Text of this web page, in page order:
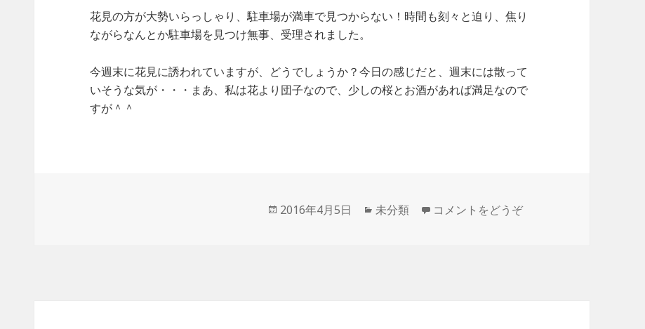
花見の方が大勢いらっしゃり、駐車場が満車で見つからない！時間も刻々と迫り、焦り
ながらなんとか駐車場を見つけ無事、受理されました。
今週末に花見に誘われていますが、どうでしょうか？今日の感じだと、週末には散って
いそうな気が・・・まあ、私は花より団子なので、少しの桜とお酒があれば満足なので
すが＾＾
投
2016年4月5日
カ
未分類 コメントをどうぞ